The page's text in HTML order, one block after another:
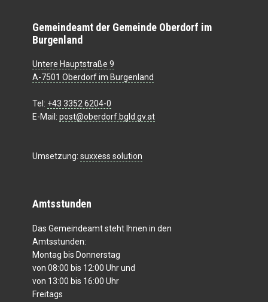
Gemeindeamt der Gemeinde Oberdorf im
Burgenland
Untere Hauptstraße 9
A-7501 Oberdorf im Burgenland
Tel: +43 3352 6204-0
E-Mail: post@oberdorf.bgld.gv.at
Umsetzung: suxxess solution
Amtsstunden
Das Gemeindeamt steht Ihnen in den
Amtsstunden:
Montag bis Donnerstag
von 08:00 bis 12:00 Uhr und
von 13:00 bis 16:00 Uhr
Freitags